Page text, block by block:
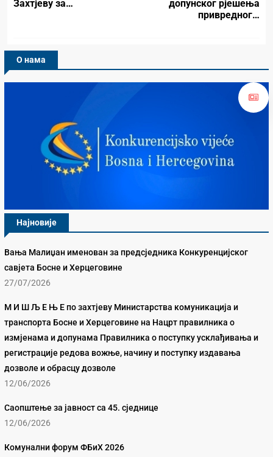
Захтјеву за…
допунског рјешења
привредног…
О нама
Најновије
Вања Малиџан именован за предсједника Конкуренцијског
савјета Босне и Херцеговине
27/07/2026
М И Ш Љ Е Њ Е по захтјеву Министарства комуникација и
транспорта Босне и Херцеговине на Нацрт правилника о
измјенама и допунама Правилника о поступку усклађивања и
регистрације редова вожње, начину и поступку издавања
дозволе и обрасцу дозволе
12/06/2026
Саопштење за јавност са 45. сједнице
12/06/2026
Комунални форум ФБиХ 2026